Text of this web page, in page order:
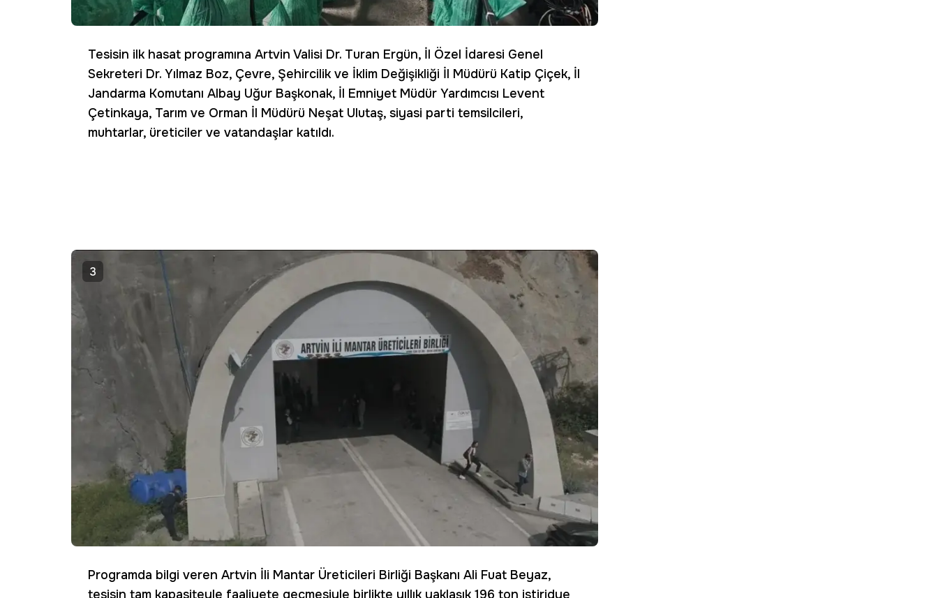
Tesisin ilk hasat programına Artvin Valisi Dr. Turan Ergün, İl Özel İdaresi Genel
Sekreteri Dr. Yılmaz Boz, Çevre, Şehircilik ve İklim Değişikliği İl Müdürü Katip Çiçek, İl
Jandarma Komutanı Albay Uğur Başkonak, İl Emniyet Müdür Yardımcısı Levent
Çetinkaya, Tarım ve Orman İl Müdürü Neşat Ulutaş, siyasi parti temsilcileri,
muhtarlar, üreticiler ve vatandaşlar katıldı.
3
Programda bilgi veren Artvin İli Mantar Üreticileri Birliği Başkanı Ali Fuat Beyaz,
tesisin tam kapasiteyle faaliyete geçmesiyle birlikte yıllık yaklaşık 196 ton istiridye